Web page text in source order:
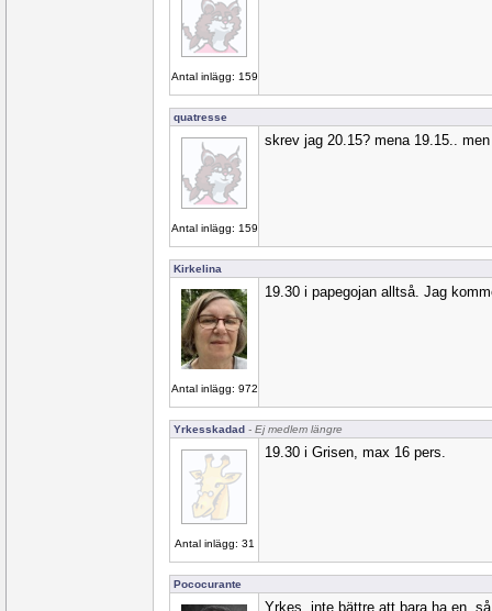
Antal inlägg: 159
quatresse
Antal inlägg: 159
skrev jag 20.15? mena 19.15..
Kirkelina
Antal inlägg: 972
19.30 i papegojan alltså. Jag
Yrkesskadad - Ej medlem längre
Antal inlägg: 31
19.30 i Grisen, max 16 pers.
Pococurante
Yrkes, inte bättre att bara ha en,